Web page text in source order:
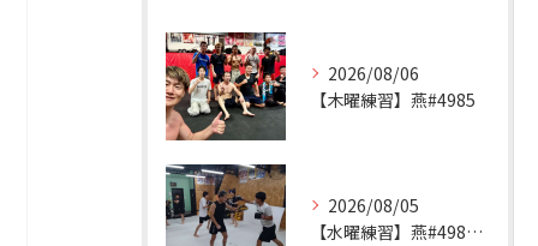
2026/08/06
【木曜練習】燕#4985
2026/08/05
【水曜練習】燕#4984見附#492